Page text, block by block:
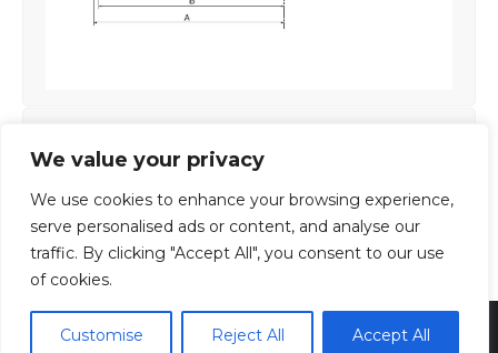
We value your privacy
We use cookies to enhance your browsing experience,
serve personalised ads or content, and analyse our
traffic. By clicking "Accept All", you consent to our use
of cookies.
Customise Reject All Accept All
COMFORT
MANUTENZIONE
01817930041 | Rea CN-137655 | Sdi SUBM70N | Cap. Soc.